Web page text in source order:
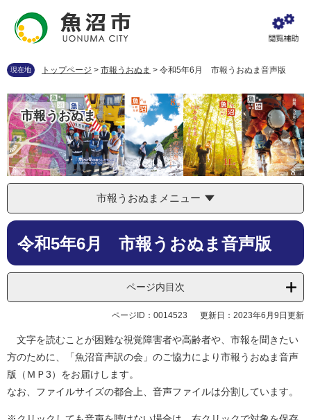
先
で
す
。
を
ば
し
て
本
文
へ
現在地 トップページ > 市報うおぬま > 令和5年6月 市報うおぬま音声版
市報うおぬま
市報うおぬまメニュー
本
令和5年6月 市報うおぬま音声版
ページ内目次
ページID：0014523 更新日：2023年6月9日更新
文字を読むことが困難な視覚障害者や高齢者や、市報を聞きたい
方のために、「魚沼音声訳の会」のご協力により市報うおぬま音声
版（ＭＰ3）をお届けします。
なお、ファイルサイズの都合上、音声ファイルは分割しています。